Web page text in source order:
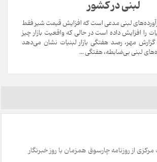
لبنی در کشور
لبنی مدعی است که افزایش قیمت شیر فقط
را افزایش داده است در حالی که واقعیت بازار چیز
مهر، رصد هفتگی بازار لبنیات نشان می‌دهد
لبنی بی‌ضابطه، هفتگی ...
از روزنامه چارسوق همزمان با روز خبرنگار